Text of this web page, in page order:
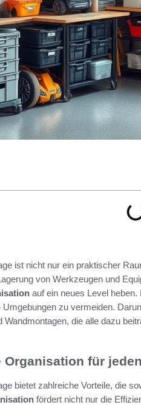
ist nicht nur ein praktischer
von Werkzeugen und
auf ein neues Level
zu vermeiden.
Wandmontagen, die alle dazu
Organisation für
bietet zahlreiche Vorteile, die
fördert nicht nur die